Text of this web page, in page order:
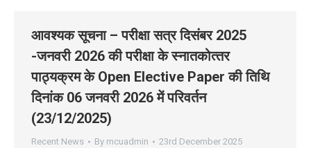
आवश्यक सूचना – परीक्षा सत्र दिसंबर 2025
-जनवरी 2026 की परीक्षा के स्‍नातकोत्‍तर
पाठ्यक्रम के Open Elective Paper की तिथि
दिनांक 06 जनवरी 2026 में परिवर्तन
(23/12/2025)
Recent News By mcuadmin 23rd December 2025